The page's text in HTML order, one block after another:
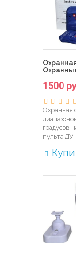
1500
Охранная
градусов
пульта ДУ